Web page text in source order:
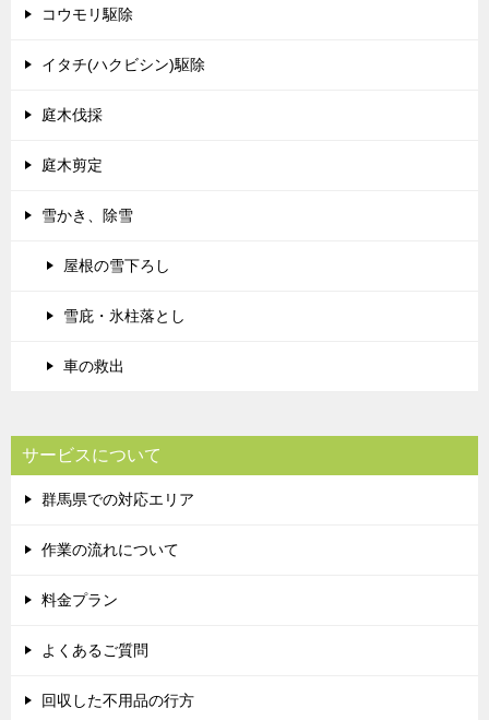
コウモリ駆除
イタチ(ハクビシン)駆除
庭木伐採
庭木剪定
雪かき、除雪
屋根の雪下ろし
雪庇・氷柱落とし
車の救出
サービスについて
群馬県での対応エリア
作業の流れについて
料金プラン
よくあるご質問
回収した不用品の行方